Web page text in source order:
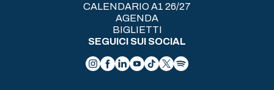
CALENDARIO A1 26/27
AGENDA
BIGLIETTI
SEGUICI SUI SOCIAL